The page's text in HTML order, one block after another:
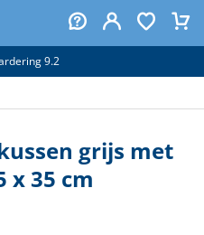
9.2
grijs met
x 35 cm